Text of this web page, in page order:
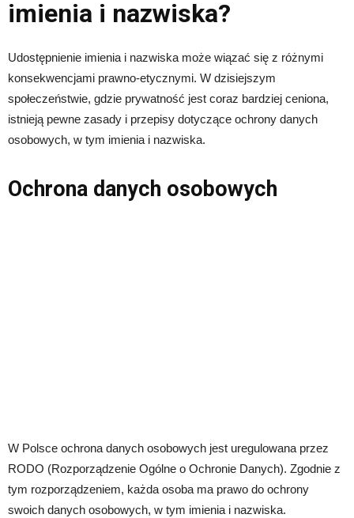
imienia i nazwiska?
Udostępnienie imienia i nazwiska może wiązać się z różnymi
konsekwencjami prawno-etycznymi. W dzisiejszym
społeczeństwie, gdzie prywatność jest coraz bardziej ceniona,
istnieją pewne zasady i przepisy dotyczące ochrony danych
osobowych, w tym imienia i nazwiska.
Ochrona danych osobowych
W Polsce ochrona danych osobowych jest uregulowana przez
RODO (Rozporządzenie Ogólne o Ochronie Danych). Zgodnie z
tym rozporządzeniem, każda osoba ma prawo do ochrony
swoich danych osobowych, w tym imienia i nazwiska.